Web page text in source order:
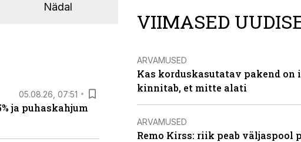
Nädal
05.08.26, 07:51
ja puhaskahjum
VIIMASED
ARVAMUSED
Kas korduskasutatav pakend
kinnitab, et mitte alati
ARVAMUSED
Remo Kirss: riik peab väljaspool